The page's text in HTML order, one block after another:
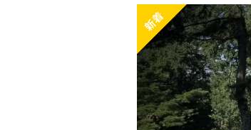
お知らせを受け取る
いつでもメール内のリンクから配信停止できます